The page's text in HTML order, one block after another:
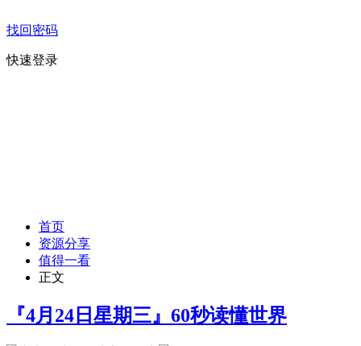
找回密码
快速登录
首页
资源分享
值得一看
正文
『4月24日星期三』60秒读懂世界